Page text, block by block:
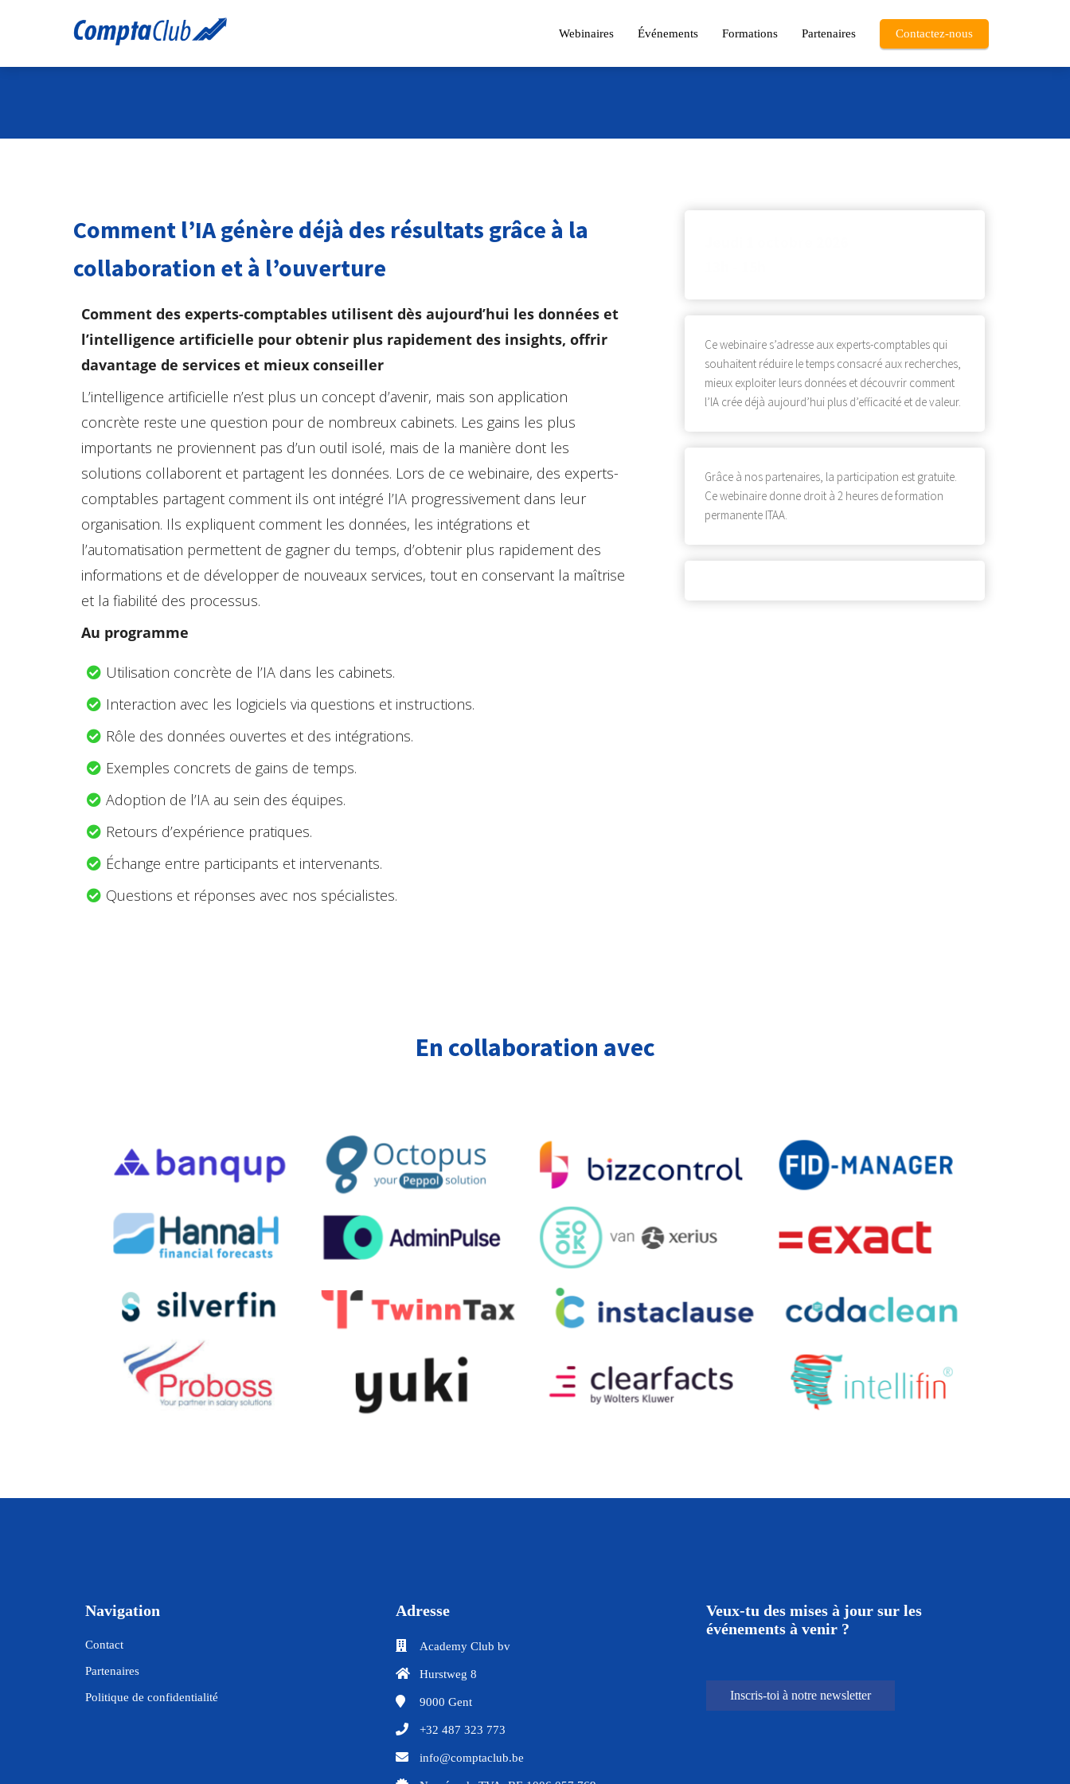
Webinaires Événements Formations Partenaires Contactez-nous
Comment l’IA génère déjà des résultats grâce à la
collaboration et à l’ouverture
Comment des experts-comptables utilisent dès aujourd’hui les données et
l’intelligence artificielle pour obtenir plus rapidement des insights, offrir
davantage de services et mieux conseiller
L’intelligence artificielle n’est plus un concept d’avenir, mais son application
concrète reste une question pour de nombreux cabinets. Les gains les plus
importants ne proviennent pas d’un outil isolé, mais de la manière dont les
solutions collaborent et partagent les données. Lors de ce webinaire, des experts-
comptables partagent comment ils ont intégré l’IA progressivement dans leur
organisation. Ils expliquent comment les données, les intégrations et
l’automatisation permettent de gagner du temps, d’obtenir plus rapidement des
informations et de développer de nouveaux services, tout en conservant la maîtrise
et la fiabilité des processus.
Au programme
Utilisation concrète de l’IA dans les cabinets.
Interaction avec les logiciels via questions et instructions.
Rôle des données ouvertes et des intégrations.
Exemples concrets de gains de temps.
Adoption de l’IA au sein des équipes.
Retours d’expérience pratiques.
Échange entre participants et intervenants.
Questions et réponses avec nos spécialistes.
Ce webinaire s’adresse aux experts-comptables qui
souhaitent réduire le temps consacré aux recherches,
mieux exploiter leurs données et découvrir comment
l’IA crée déjà aujourd’hui plus d’efficacité et de valeur.
Grâce à nos partenaires, la participation est gratuite.
Ce webinaire donne droit à2 heures de formation
permanente ITAA.
En collaboration avec
Navigation
Contact
Partenaires
Politique de confidentialité
Adresse
Academy Club bv
Hurstweg 8
9000 Gent
+32 487 323 773
info@comptaclub.be
Veux-tu des mises à jour sur les
événements à venir ?
Inscris-toi à notre newsletter